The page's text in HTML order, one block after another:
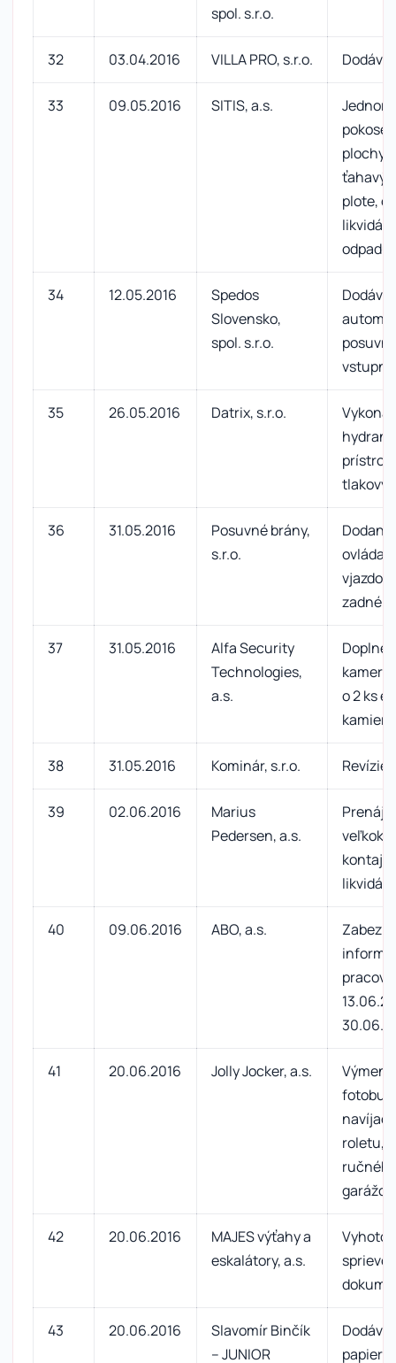
spol. s.r.o.
32 03.04.2016 VILLA PRO, s.r.o.
33 09.05.2016 SITIS, a.s.
plochy,
plote,
odpadu
34 12.05.2016
Spedos
Slovensko,
spol. s.r.o.
35 26.05.2016 Datrix, s.r.o.
36 31.05.2016
Posuvné brány,
s.r.o.
zadné
37 31.05.2016
Alfa Security
Technologies,
a.s.
o 2 ks
kamier
38 31.05.2016 Kominár, s.r.o. Revízie
39 02.06.2016
Marius
Pedersen, a.s.
40 09.06.2016 ABO, a.s.
41 20.06.2016 Jolly Jocker, a.s.
roletu,
42 20.06.2016
MAJES výťahy a
eskalátory, a.s.
43 20.06.2016
Slavomír Binčík
– JUNIOR
papiera